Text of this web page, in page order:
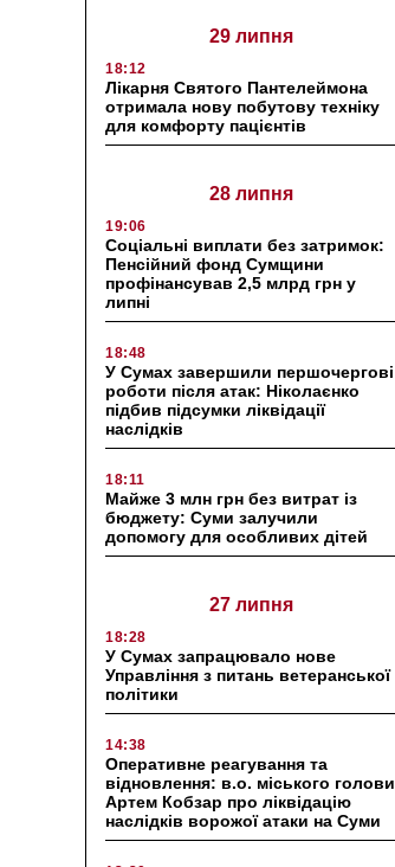
29 липня
18:12
Лікарня Святого Пантелеймона
отримала нову побутову техніку
для комфорту пацієнтів
28 липня
19:06
Соціальні виплати без затримок:
Пенсійний фонд Сумщини
профінансував 2,5 млрд грн у
липні
18:48
У Сумах завершили першочергові
роботи після атак: Ніколаєнко
підбив підсумки ліквідації
наслідків
18:11
Майже 3 млн грн без витрат із
бюджету: Суми залучили
допомогу для особливих дітей
27 липня
18:28
У Сумах запрацювало нове
Управління з питань ветеранської
політики
14:38
Оперативне реагування та
відновлення: в.о. міського голови
Артем Кобзар про ліквідацію
наслідків ворожої атаки на Суми